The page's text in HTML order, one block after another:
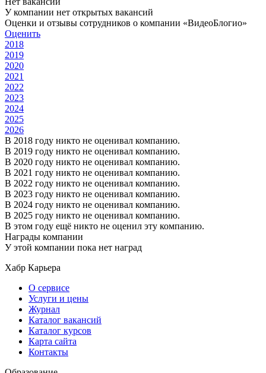
У компании нет открытых вакансий
Оценки и отзывы сотрудников о компании «ВидеоБлогио»
Оценить
2018
2019
2020
2021
2022
2023
2024
2025
2026
В 2018 году никто не оценивал компанию.
В 2019 году никто не оценивал компанию.
В 2020 году никто не оценивал компанию.
В 2021 году никто не оценивал компанию.
В 2022 году никто не оценивал компанию.
В 2023 году никто не оценивал компанию.
В 2024 году никто не оценивал компанию.
В 2025 году никто не оценивал компанию.
В этом году ещё никто не оценил эту компанию.
Награды компании
У этой компании пока нет наград
Хабр Карьера
О сервисе
Услуги и цены
Журнал
Каталог вакансий
Каталог курсов
Карта сайта
Контакты